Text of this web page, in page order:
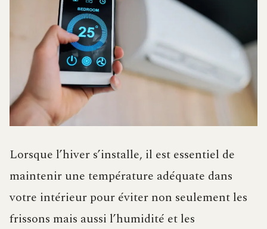
Lorsque l’hiver s’installe, il est essentiel de
maintenir une température adéquate dans
votre intérieur pour éviter non seulement les
frissons mais aussi l’humidité et les